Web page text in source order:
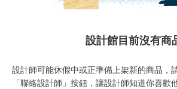
設計館目前沒有商
設計師可能休假中或正準備上架新的商品，
「聯絡設計師」按鈕，讓設計師知道你喜歡